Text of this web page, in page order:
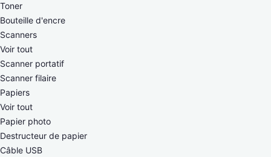
Toner
Bouteille d'encre
Scanners
Voir tout
Scanner portatif
Scanner filaire
Papiers
Voir tout
Papier photo
Destructeur de papier
Câble USB